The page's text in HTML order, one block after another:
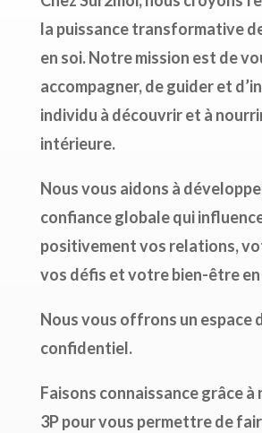
la puissance transformative
en soi. Notre mission est de
accompagner, de guider et
individu à découvrir et à
intérieure.
Nous vous aidons à
confiance globale qui
positivement vos relations,
vos défis et votre bien-être
Nous vous offrons un espace
confidentiel.
Faisons connaissance grâce
3P pour vous permettre de